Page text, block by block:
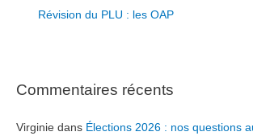
Révision du PLU : les OAP
Commentaires récents
Virginie dans Élections 2026 : nos questions